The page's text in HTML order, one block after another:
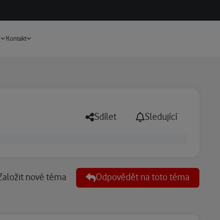
Kontakt
Sdílet Sledující
nové téma Odpovědět na toto téma